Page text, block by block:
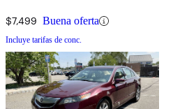
$7,499 Buena oferta
Incluye tarifas de conc.